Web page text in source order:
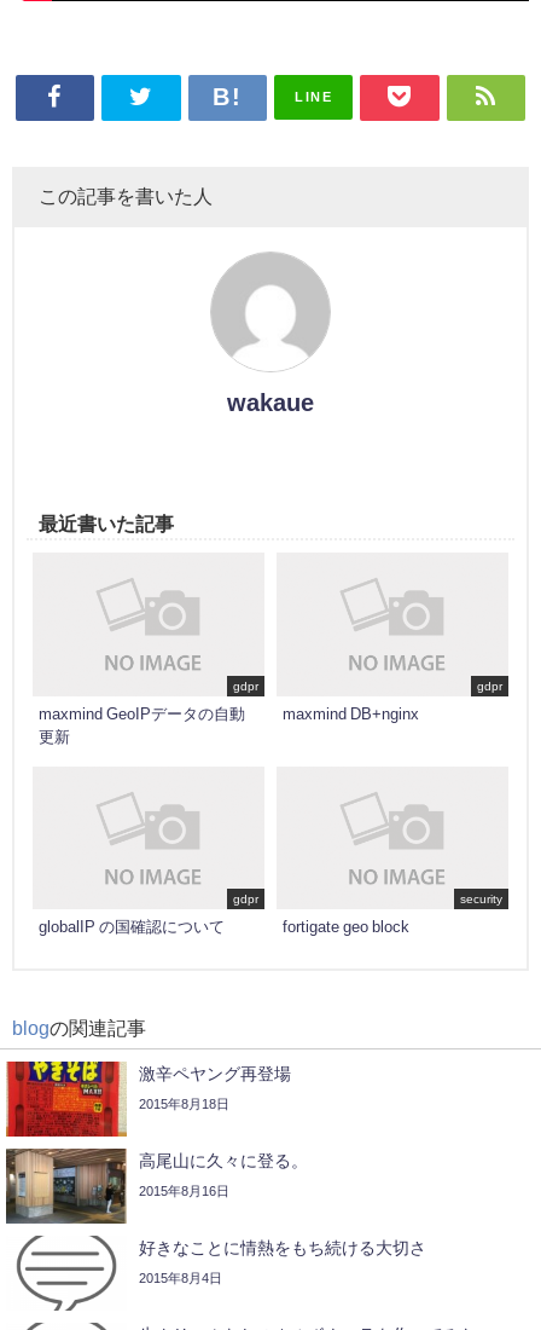
LINE
この記事を書いた人
wakaue
最近書いた記事
gdpr
maxmind GeoIPデータの自動
更新
gdpr
maxmind DB+nginx
gdpr
globalIP の国確認について
security
fortigate geo block
blogの関連記事
激辛ペヤング再登場
2015年8月18日
高尾山に久々に登る。
2015年8月16日
好きなことに情熱をもち続ける大切さ
2015年8月4日